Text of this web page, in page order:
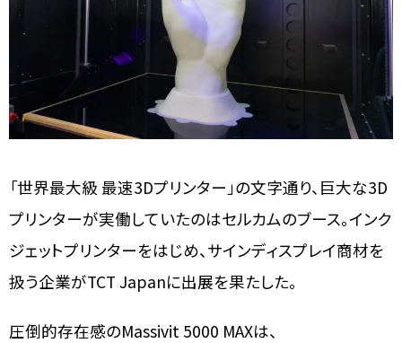
「世界最大級 最速3Dプリンター」の文字通り、巨大な3D
プリンターが実働していたのはセルカムのブース。インク
ジェットプリンターをはじめ、サインディスプレイ商材を
扱う企業がTCT Japanに出展を果たした。
圧倒的存在感のMassivit 5000 MAXは、